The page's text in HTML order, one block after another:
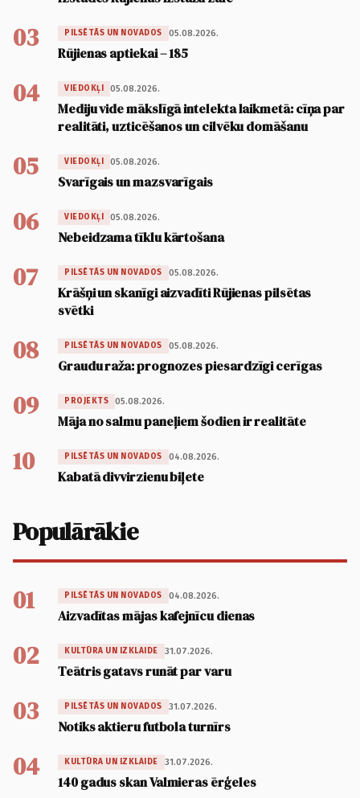
03 PILSĒTĀS UN NOVADOS 05.08.2026.
Rūjienas aptiekai – 185
04 VIEDOKĻI 05.08.2026.
Mediju vide mākslīgā intelekta laikmetā: cīņa par
realitāti, uzticēšanos un cilvēku domāšanu
05 VIEDOKĻI 05.08.2026.
Svarīgais un mazsvarīgais
06 VIEDOKĻI 05.08.2026.
Nebeidzama tīklu kārtošana
07 PILSĒTĀS UN NOVADOS 05.08.2026.
Krāšņi un skanīgi aizvadīti Rūjienas pilsētas
svētki
08 PILSĒTĀS UN NOVADOS 05.08.2026.
Graudu raža: prognozes piesardzīgi cerīgas
09 PROJEKTS 05.08.2026.
Māja no salmu paneļiem šodien ir realitāte
10 PILSĒTĀS UN NOVADOS 04.08.2026.
Kabatā divvirzienu biļete
Populārākie
01 PILSĒTĀS UN NOVADOS 04.08.2026.
Aizvadītas mājas kafejnīcu dienas
02 KULTŪRA UN IZKLAIDE 31.07.2026.
Teātris gatavs runāt par varu
03 PILSĒTĀS UN NOVADOS 31.07.2026.
Notiks aktieru futbola turnīrs
04 KULTŪRA UN IZKLAIDE 31.07.2026.
140 gadus skan Valmieras ērģeles